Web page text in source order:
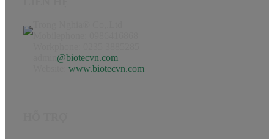
@biotecvn.com
www.biotecvn.com